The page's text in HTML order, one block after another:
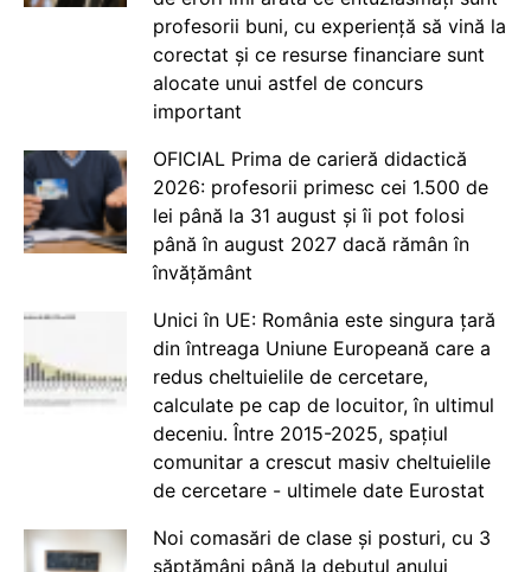
profesorii buni, cu experiență să vină la
corectat și ce resurse financiare sunt
alocate unui astfel de concurs
important
OFICIAL Prima de carieră didactică
2026: profesorii primesc cei 1.500 de
lei până la 31 august și îi pot folosi
până în august 2027 dacă rămân în
învățământ
Unici în UE: România este singura țară
din întreaga Uniune Europeană care a
redus cheltuielile de cercetare,
calculate pe cap de locuitor, în ultimul
deceniu. Între 2015-2025, spațiul
comunitar a crescut masiv cheltuielile
de cercetare - ultimele date Eurostat
Noi comasări de clase și posturi, cu 3
săptămâni până la debutul anului